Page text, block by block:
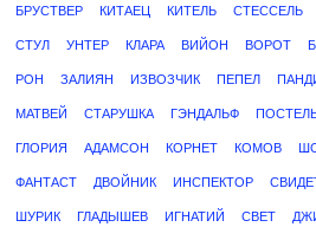
БРУСТВЕР КИТАЕЦ КИТЕЛЬ СТЕССЕЛЬ
СТУЛ УНТЕР КЛАРА ВИЙОН ВОРОТ
РОН ЗАЛИЯН ИЗВОЗЧИК ПЕПЕЛ
МАТВЕЙ СТАРУШКА ГЭНДАЛЬФ
ГЛОРИЯ АДАМСОН КОРНЕТ КОМОВ
ФАНТАСТ ДВОЙНИК ИНСПЕКТОР
ШУРИК ГЛАДЫШЕВ ИГНАТИЙ СВЕТ